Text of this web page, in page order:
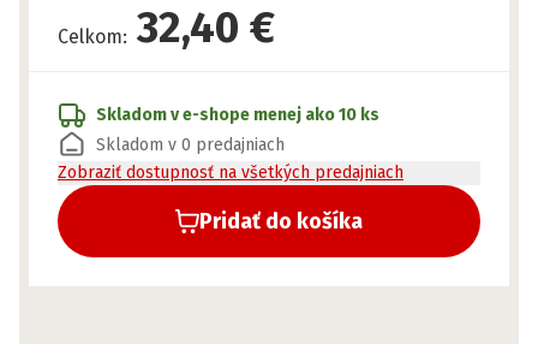
Celkom: 32,40 €
Pridať do košíka
Skladom v e-shope menej ako 10 ks
Skladom v 0 predajniach
Zobraziť dostupnosť na všetkých predajniach